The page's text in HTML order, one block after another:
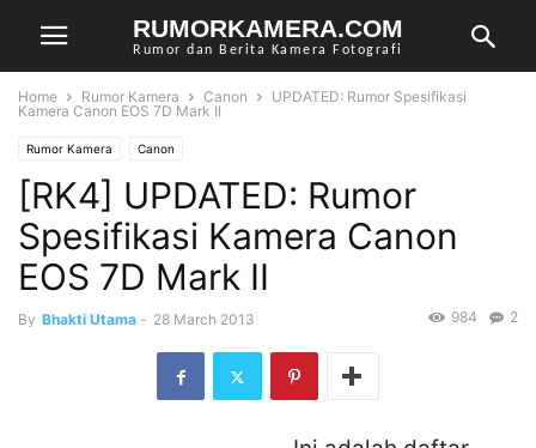
RUMORKAMERA.COM
Rumor dan Berita Kamera Fotografi
Home Rumor Kamera Canon
UPDATED: Rumor Spesifikasi
Kamera Canon EOS 7D Mark II
Rumor Kamera Canon
[RK4] UPDATED: Rumor
Spesifikasi Kamera Canon
EOS 7D Mark II
By Bhakti Utama - 28 March 2013 2
984